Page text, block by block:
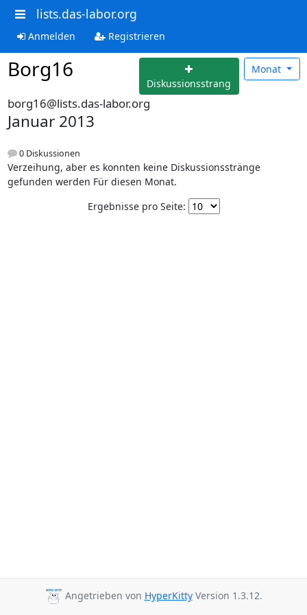
lists.das-labor.org
Anmelden Registrieren
Borg16
Diskussionsstrang
Monat
borg16@lists.das-labor.org
Januar 2013
0 Diskussionen
Verzeihung, aber es konnten keine Diskussionsstränge
gefunden werden Für diesen Monat.
Ergebnisse pro Seite:
Angetrieben von HyperKittyVersion 1.3.12.